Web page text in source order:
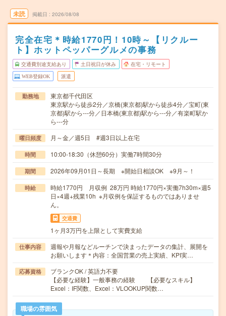
未読 掲載日 2026/08/08
完全在宅＊時給1770円！10時～【リクルー
ト】ホットペッパーグルメの事務
交通費別途支給あり 土日祝日が休み 在宅・リモート
WEB登録OK 派遣
勤務地
東京都千代田区
東京駅から徒歩2分／京橋(東京都)駅から徒歩4分／宝町(東
京都)駅から---分／日本橋(東京都)駅から---分／有楽町駅か
ら---分
曜日頻度 月～金／週5日 #週3日以上在宅
時間 10:00-18:30（休憩60分）実働7時間30分
期間 2026年09月01日～長期 ※開始日相談OK ※9月～！
時給
時給1770円 月収例 28万円 時給1770円×実働7h30m×週5
日×4週+残業10h ※月収例を保証するものではありませ
ん。
交通費
1ヶ月3万円を上限として実費支給
仕事内容
週報や月報などルーチンで決まったデータの集計、展開を
お願いします＊内容：全国営業の売上実績、KPI実…
応募資格
ブランクOK / 英語力不要
【必要な経験】一般事務の経験 【必要なスキル】
Excel：IF関数、Excel：VLOOKUP関数…
職場の雰囲気